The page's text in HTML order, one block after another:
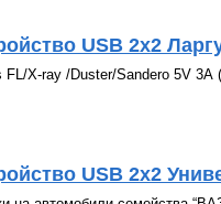
USB 2х2
FL/X-ray /Duster/Sandero 5V 3А
USB 2х2